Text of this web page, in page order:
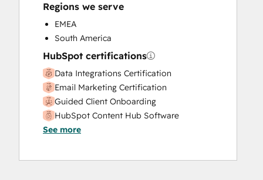
Public Relations
Sales and Marketing Alignment
Sales Coaching and Training
Social Media
Website Development
Website Migration
Regions we serve
EMEA
South America
HubSpot certifications
Data Integrations Certification
Email Marketing Certification
Guided Client Onboarding
HubSpot Content Hub Software
HubSpot Implementation for Partners
HubSpot Solutions Partner
See more